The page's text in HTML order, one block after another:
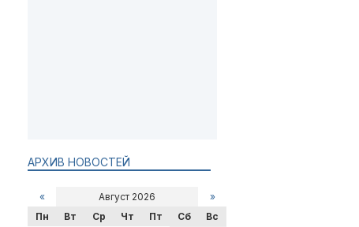
АРХИВ НОВОСТЕЙ
« Август 2026
»
Пн
Вт Ср Чт Пт Сб
Вс